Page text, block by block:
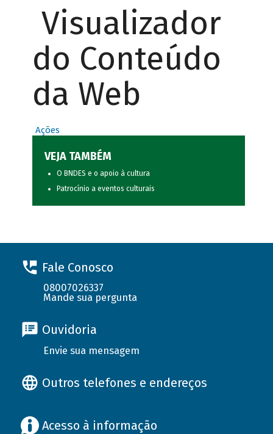
Visualizador
do Conteúdo
da Web
Ações
VEJA TAMBÉM
O BNDES e o apoio à cultura
Patrocínio a eventos culturais
Fale Conosco
08007026337
Mande sua pergunta
Ouvidoria
Envie sua mensagem
Outros telefones e endereços
Acesso à informação